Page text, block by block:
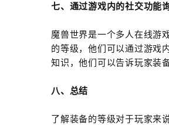
七、通过游戏内的社交功能
魔兽世界是一个多人在线游
的等级，他们可以通过游戏
知识，他们可以告诉玩家装
八、总结
了解装备的等级对于玩家来